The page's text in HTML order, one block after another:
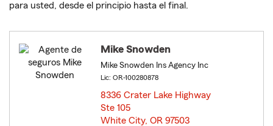
para usted, desde el principio hasta el final.
Mike Snowden
Mike Snowden Ins Agency Inc
Lic: OR-100280878
8336 Crater Lake Highway
Ste 105
White City, OR 97503